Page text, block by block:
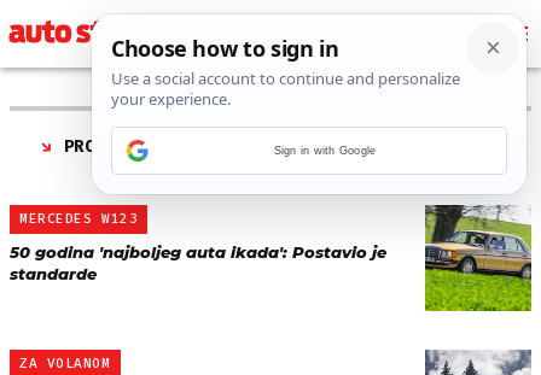
PRONAĐENO 14 REZULTATA ZA TAG “
KLASA”
MERCEDES W123
50 godina 'najboljeg auta ikada': Postavio je
standarde
ZA VOLANOM
Sign in with Google